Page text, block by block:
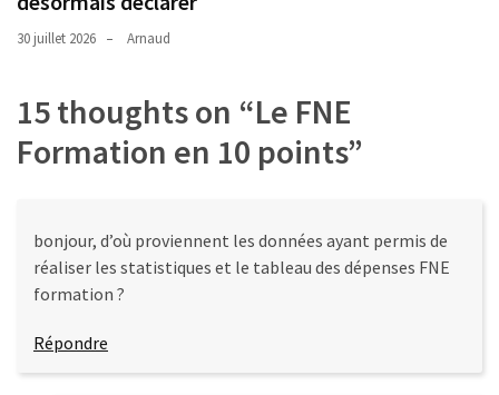
30 juillet 2026 Arnaud
15 thoughts on “Le FNE
Formation en 10 points”
bonjour, d’où proviennent les données ayant permis de
réaliser les statistiques et le tableau des dépenses FNE
formation ?
Répondre